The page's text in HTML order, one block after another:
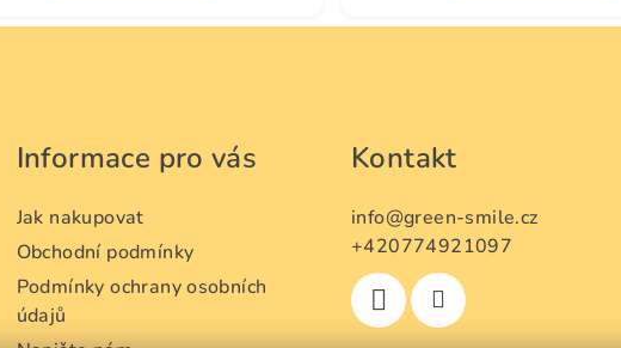
Informace pro vás
Jak nakupovat
Obchodní podmínky
Podmínky ochrany osobních
údajů
Kontakt
info@green-smile.cz
+420774921097